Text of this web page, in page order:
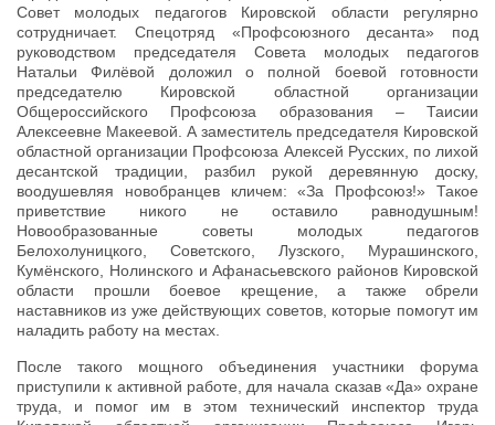
Совет молодых педагогов Кировской области регулярно
сотрудничает. Спецотряд «Профсоюзного десанта» под
руководством председателя Совета молодых педагогов
Натальи Филёвой доложил о полной боевой готовности
председателю Кировской областной организации
Общероссийского Профсоюза образования – Таисии
Алексеевне Макеевой. А заместитель председателя Кировской
областной организации Профсоюза Алексей Русских, по лихой
десантской традиции, разбил рукой деревянную доску,
воодушевляя новобранцев кличем: «За Профсоюз!» Такое
приветствие никого не оставило равнодушным!
Новообразованные советы молодых педагогов
Белохолуницкого, Советского, Лузского, Мурашинского,
Кумёнского, Нолинского и Афанасьевского районов Кировской
области прошли боевое крещение, а также обрели
наставников из уже действующих советов, которые помогут им
наладить работу на местах.
После такого мощного объединения участники форума
приступили к активной работе, для начала сказав «Да» охране
труда, и помог им в этом технический инспектор труда